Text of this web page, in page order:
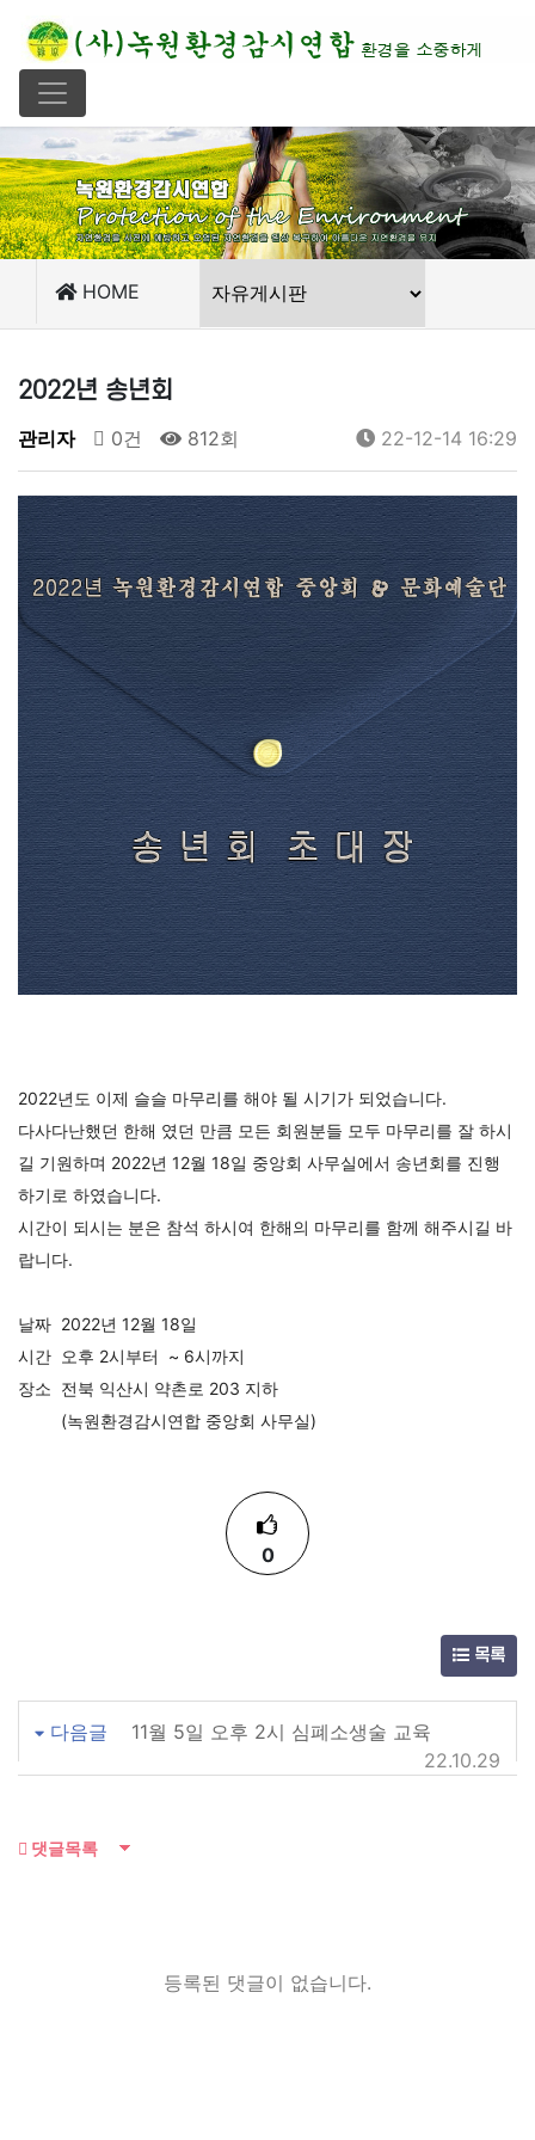
HOME
2022년 송년회
관리자 0건 812회 22-12-14 16:29
2022년도 이제 슬슬 마무리를 해야 될 시기가 되었습니다.
다사다난했던 한해 였던 만큼 모든 회원분들 모두 마무리를 잘 하시
길 기원하며 2022년 12월 18일 중앙회 사무실에서 송년회를 진행
하기로 하였습니다.
시간이 되시는 분은 참석 하시여 한해의 마무리를 함께 해주시길 바
랍니다.
날짜  2022년 12월 18일
시간  오후 2시부터  ~ 6시까지
장소  전북 익산시 약촌로 203 지하
         (녹원환경감시연합 중앙회 사무실)
0
목록
다음글
11월 5일 오후 2시 심폐소생술 교육
22.10.29
댓글목록
등록된 댓글이 없습니다.